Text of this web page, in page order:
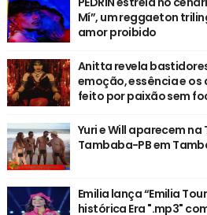
Mí”, um reggaeton
amor proibido
Anitta revela bastidores
emoção, essência e
feito por paixão sem
Yuri e Will aparecem
Tambaba-PB em
Emilia lança “Emilia
histórica Era ".mp3"